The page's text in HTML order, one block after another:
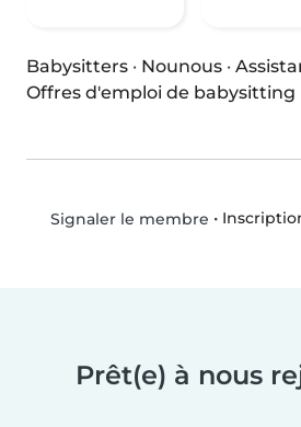
Babysitters · Nounous ·
Offres d'emploi de babysitting
Signaler le membre •
Prêt(e) à nous